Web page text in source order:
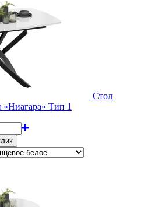
Стол
Тип 1